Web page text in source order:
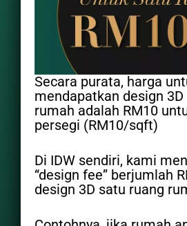
Secara purata, harga
mendapatkan design
rumah adalah RM10
persegi (RM10/sqft)
Di IDW sendiri, kami
“design fee” berjumlah
design 3D satu ruang